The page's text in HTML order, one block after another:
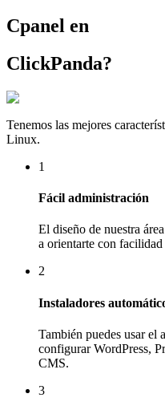
Cpanel en
ClickPanda?
Tenemos las mejores
Linux.
1
Fácil administración
El diseño de nuestra
a orientarte con
2
Instaladores
También puedes usar el
configurar WordPress,
CMS.
3